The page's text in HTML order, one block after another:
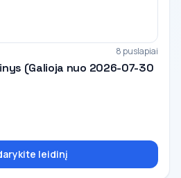
8 puslapiai
(Galioja nuo 2026-07-30
leidinį